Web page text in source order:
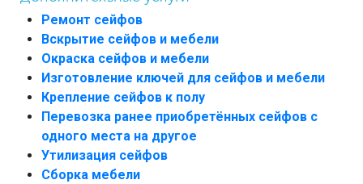
Ремонт сейфов
Вскрытие сейфов и мебели
Окраска сейфов и мебели
Изготовление ключей для сейфов и мебели
Крепление сейфов к полу
Перевозка ранее приобретённых сейфов с
одного места на другое
Утилизация сейфов
Сборка мебели